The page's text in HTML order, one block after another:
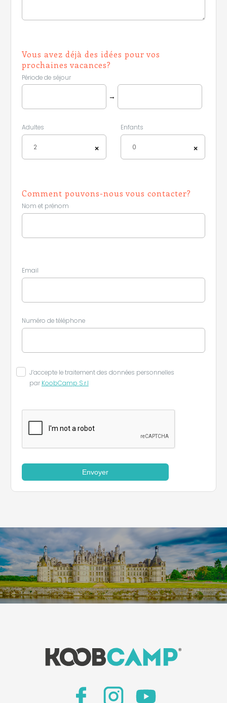
Vous avez déjà des idées pour vos
prochaines vacances?
Période de séjour
→
Adultes
×
2
Enfants
×
0
Comment pouvons-nous vous contacter?
Nom et prénom
Email
Numéro de téléphone
J’accepte le traitement des données personnelles
par KoobCamp S.r.l
Envoyer
Koobcamp S.r.l.